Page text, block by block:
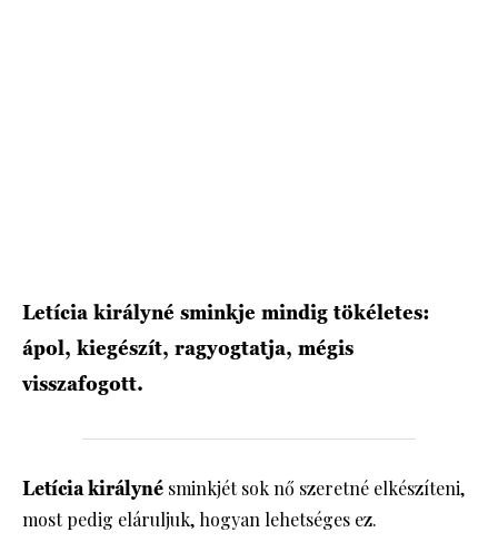
Letícia királyné sminkje mindig tökéletes:
ápol, kiegészít, ragyogtatja, mégis
visszafogott.
Letícia királyné sminkjét sok nő szeretné elkészíteni,
most pedig eláruljuk, hogyan lehetséges ez.